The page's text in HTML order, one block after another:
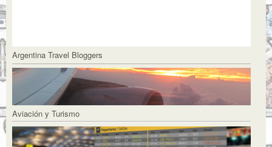
Argentina Travel Bloggers
Aviación y Turismo